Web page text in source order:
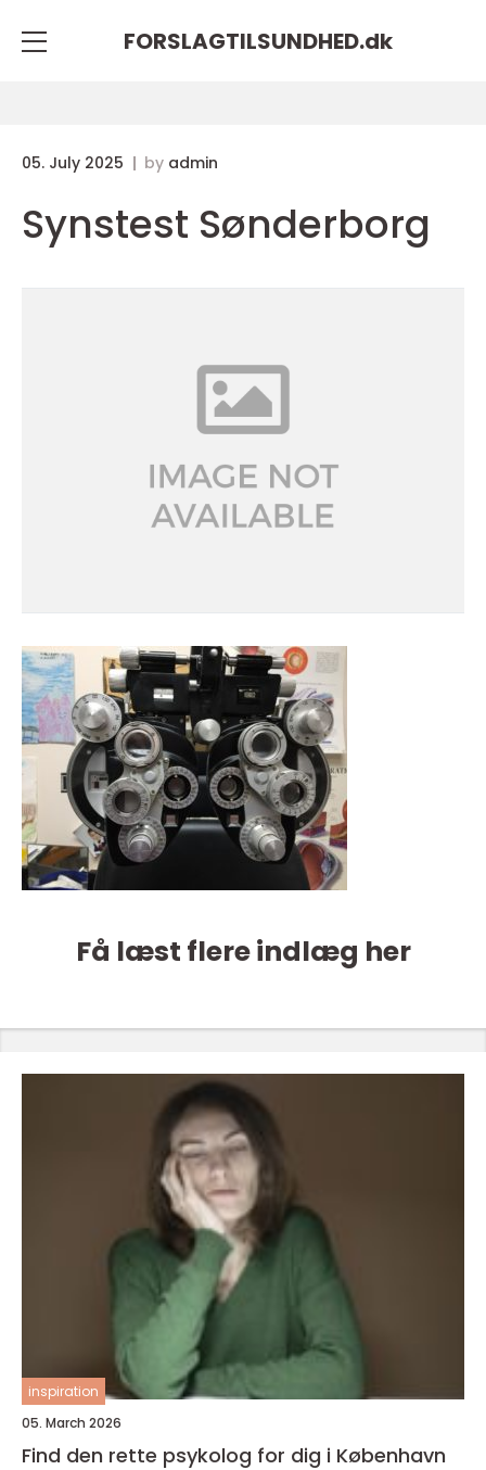
FORSLAGTILSUNDHED.dk
05. July 2025 by admin
Synstest Sønderborg
Få læst flere indlæg her
inspiration
05. March 2026
Find den rette psykolog for dig i København